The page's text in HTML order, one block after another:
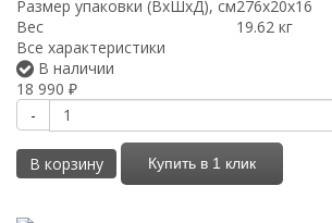
Размер упаковки (ВхШхД), см276x20x16
Вес
19.62 кг
Все характеристики
В наличии
18 990 ₽
-
В корзину Купить в 1 клик